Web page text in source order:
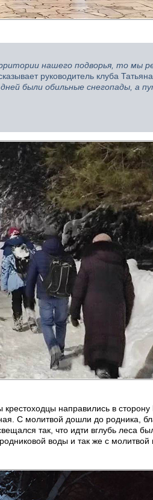
нашего подворья, то мы р
руководитель клуба
были обильные снегопады, а
направились в сторону
С молитвой дошли до родника,
так, что идти вглубь леса
воды и так же с молитвой